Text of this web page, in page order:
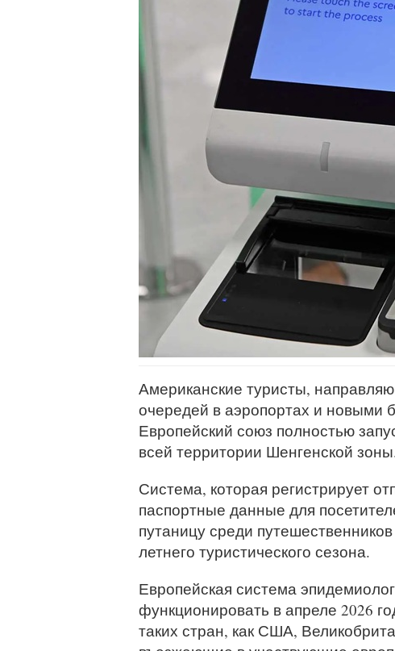
Американские туристы,
очередей в аэропортах и ​​новыми
Европейский союз полностью
всей территории Шенгенской
Система, которая регистрирует
паспортные данные для
путаницу среди
летнего туристического сезона.
Европейская система
функционировать в апреле 2026
таких стран, как США,